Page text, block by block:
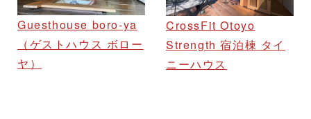
Guesthouse boro-ya
（ゲストハウス ボロー
ヤ）
CrossFit Otoyo
Strength 宿泊棟 タイ
ニーハウス